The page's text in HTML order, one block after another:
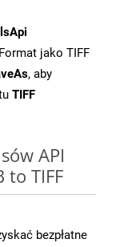
jako TIFF
, aby
TIFF
API
to TIFF
bezpłatne